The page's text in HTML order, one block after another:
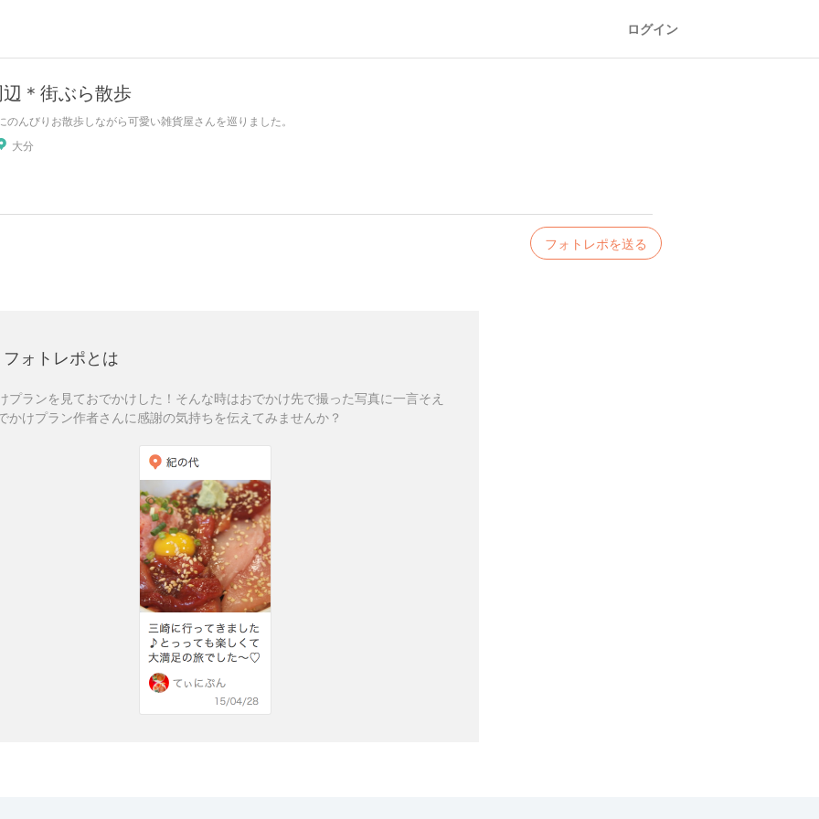
ログイン
＊街ぶら散歩
のんびりお散歩しながら可愛い雑貨屋さんを巡りました。
大分
フォトレポを送る
フォトレポとは
プランを見ておでかけした！そんな時はおでかけ先で撮った写真に一言そえ
かけプラン作者さんに感謝の気持ちを伝えてみませんか？